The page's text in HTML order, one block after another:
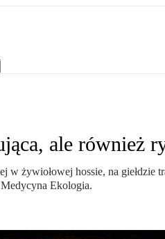
ale również
w żywiołowej hossie, na
Ekologia.